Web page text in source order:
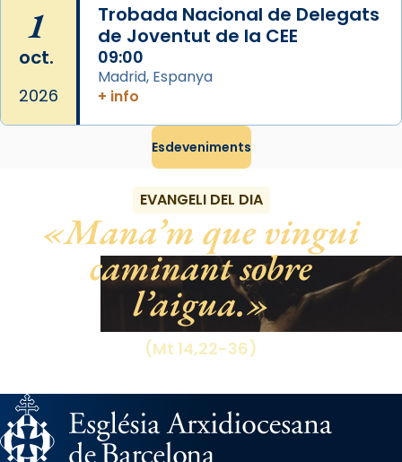
1
oct.
2026
Trobada Nacional de Delegats
de Joventut de la CEE
09:00
Madrid, Espanya
+ info
Esdeveniments
EVANGELI DEL DIA
Mana’m que vingui
caminant sobre
l’aigua.
(Mt 14,22-36)